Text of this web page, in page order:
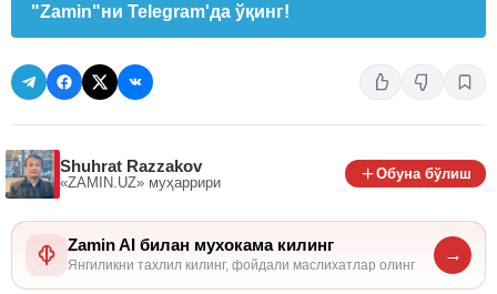
"Zamin"ни Telegram'да ўқинг!
Shuhrat Razzakov
«ZAMIN.UZ» муҳаррири
Обуна бўлиш
Zamin AI билан мухокама килинг
Янгиликни тахлил килинг, фойдали маслихатлар олинг
→